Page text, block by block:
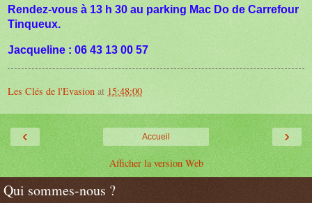
Rendez-vous à 13 h 30 au parking Mac Do de Carrefour
Tinqueux.
Jacqueline : 06 43 13 00 57
Les Clés de l'Evasion at 15:48:00
‹ ›
Accueil
Afficher la version Web
Qui sommes-nous ?